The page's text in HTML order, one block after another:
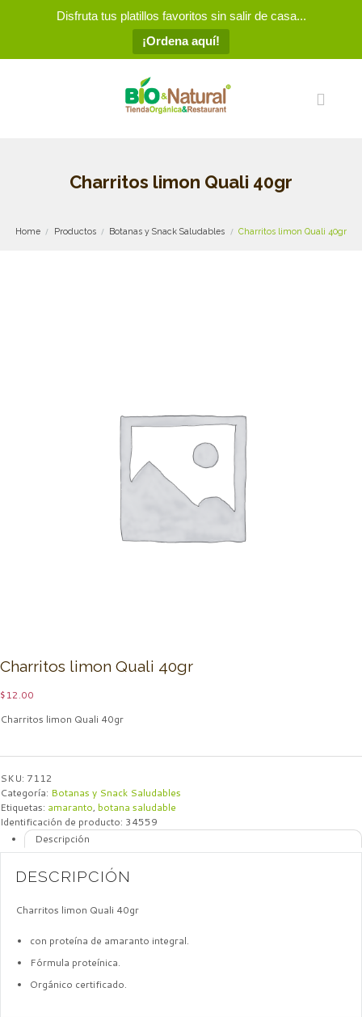
Disfruta tus platillos favoritos sin salir de casa...
¡Ordena aquí!
Charritos limon Quali 40gr
Home Productos Botanas y Snack Saludables Charritos limon Quali 40gr
Charritos limon Quali 40gr
$12.00
Charritos limon Quali 40gr
SKU: 7112
Categoría: Botanas y Snack Saludables
Etiquetas: amaranto, botana saludable
Identificación de producto: 34559
Descripción
DESCRIPCIÓN
Charritos limon Quali 40gr
con proteína de amaranto integral.
Fórmula proteínica.
Orgánico certificado.